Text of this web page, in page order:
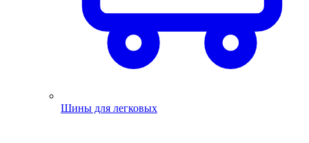
Шины для легковых